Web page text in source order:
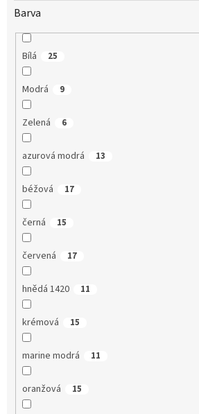
Barva
Bílá 25
Modrá 9
Zelená 6
azurová modrá 13
béžová 17
černá 15
červená 17
hnědá 1420 11
krémová 15
marine modrá 11
oranžová 15